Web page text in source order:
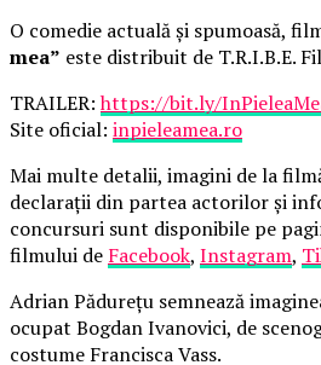
O comedie actuală și spumoasă,
mea” este distribuit de T.R.I.B.E.
TRAILER:https://bit.ly/
Site oficial: inpieleamea.ro
Mai multe detalii, imagini de la
declarații din partea actorilor și
concursuri sunt disponibile pe
filmului de Facebook, Instagram,
Adrian Pădurețu semnează
ocupat Bogdan Ivanovici, de
costume Francisca Vass.